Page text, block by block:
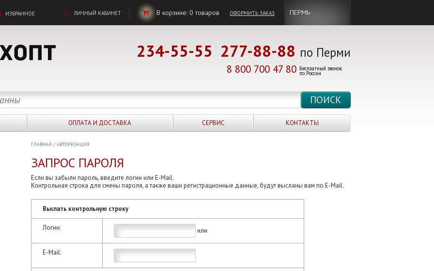
ИЗБРАННОЕ ЛИЧНЫЙ КАБИНЕТ В корзине: 0товаров ОФОРМИТЬ ЗАКАЗ ПЕРМЬ
234-55-55 277-88-88 по Перми
8 800 700 47 80 Бесплатный звонок
по России
ОПЛАТА И ДОСТАВКА СЕРВИС КОНТАКТЫ
ГЛАВНАЯ / АВТОРИЗАЦИЯ
ЗАПРОС ПАРОЛЯ
Если вы забыли пароль, введите логин или E-Mail.
Контрольная строка для смены пароля, а также ваши регистрационные данные, будут высланы вам по E-Mail.
Выслать контрольную строку
Логин: или
E-Mail: